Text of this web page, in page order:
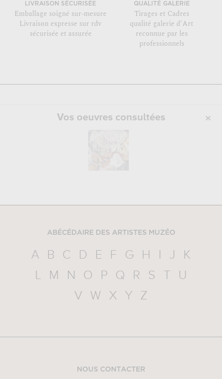
LIVRAISON SÉCURISÉE
Emballage soigné sur-mesure
Livraison expresse sur rdv
sécurisée et assurée
QUALITÉ GALERIE
Tirages et Cadres
qualité galerie d'Art
reconnue par les
professionnels
Vos oeuvres consultées
ABÉCÉDAIRE DES ARTISTES MUZÉO
A B C D E F G H J
K
L
M N O P Q R S
U
V
W X Y Z
NOUS CONTACTER